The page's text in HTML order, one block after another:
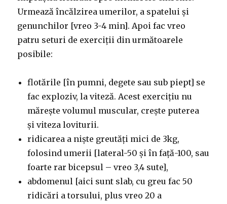
Urmează încălzirea umerilor, a spatelui și
genunchilor [vreo 3-4 min]. Apoi fac vreo
patru seturi de exerciții din următoarele
posibile:
flotările [în pumni, degete sau sub piept] se
fac exploziv, la viteză. Acest exercițiu nu
mărește volumul muscular, crește puterea
și viteza loviturii.
ridicarea a niște greutăți mici de 3kg,
folosind umerii [lateral-50 și în față-100, sau
foarte rar bicepsul – vreo 3,4 sute],
abdomenul [aici sunt slab, cu greu fac 50
ridicări a torsului, plus vreo 20 a